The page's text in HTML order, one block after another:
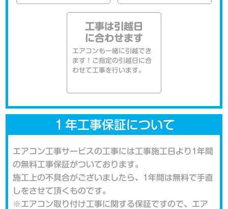
工事は引越日
に合わせます
エアコンも一緒に引越でき
ます！ご指定の引越日に合
わせて工事を行います。
１年工事保証について
エアコン工事サービスの工事には工事施工日より1年間
の無料工事保証がついております。
施工上の不具合がございましたら、1年間は無料で手直
しをさせて頂くものです。
※エアコン取り付け工事に関する保証ですので、エア